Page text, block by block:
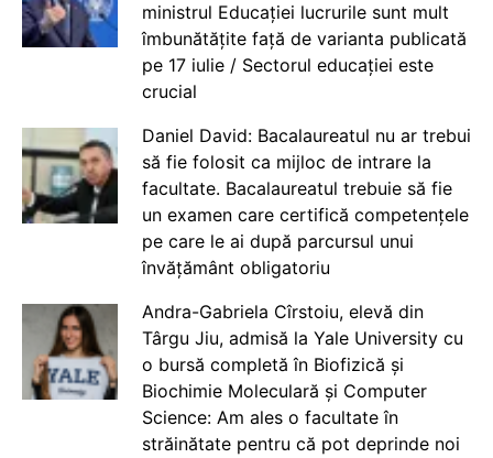
ministrul Educației lucrurile sunt mult
îmbunătățite față de varianta publicată
pe 17 iulie / Sectorul educației este
crucial
Daniel David: Bacalaureatul nu ar trebui
să fie folosit ca mijloc de intrare la
facultate. Bacalaureatul trebuie să fie
un examen care certifică competențele
pe care le ai după parcursul unui
învățământ obligatoriu
Andra-Gabriela Cîrstoiu, elevă din
Târgu Jiu, admisă la Yale University cu
o bursă completă în Biofizică și
Biochimie Moleculară și Computer
Science: Am ales o facultate în
străinătate pentru că pot deprinde noi